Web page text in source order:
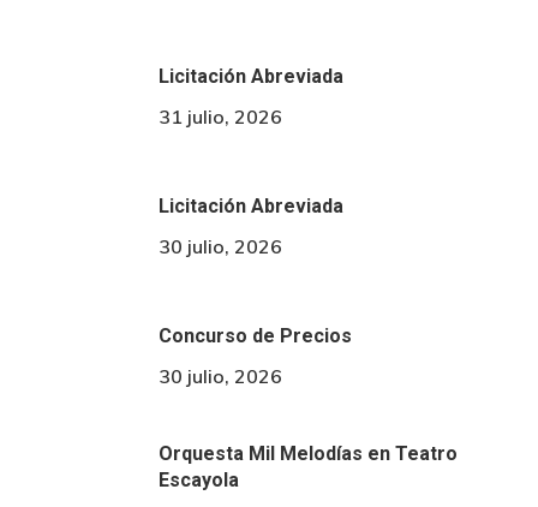
Licitación Abreviada
31 julio, 2026
Licitación Abreviada
30 julio, 2026
Concurso de Precios
30 julio, 2026
Orquesta Mil Melodías en Teatro
Escayola